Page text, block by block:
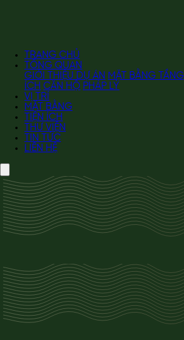
TRANG CHỦ
TỔNG QUAN
GIỚI THIỆU DỰ ÁN MẶT BẰNG TẦNG
ÍCH CĂN HỘ PHÁP LÝ
VỊ TRÍ
MẶT BẰNG
TIỆN ÍCH
THƯ VIỆN
TIN TỨC
LIÊN HỆ
TỔNG QUAN